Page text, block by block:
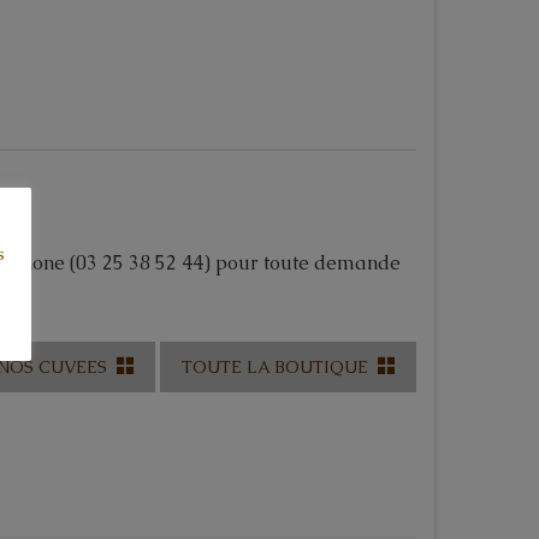
(03 25 38 52 44) pour toute demande
CUVEES TOUTE LA BOUTIQUE